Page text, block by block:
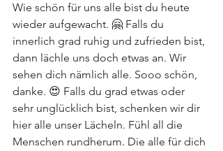
Wie schön für uns alle bist du heute
wieder aufgewacht. 🤗 Falls du
innerlich grad ruhig und zufrieden bist,
dann lächle uns doch etwas an. Wir
sehen dich nämlich alle. Sooo schön,
danke. 😍 Falls du grad etwas oder
sehr unglücklich bist, schenken wir dir
hier alle unser Lächeln. Fühl all die
Menschen rundherum. Die alle für dich